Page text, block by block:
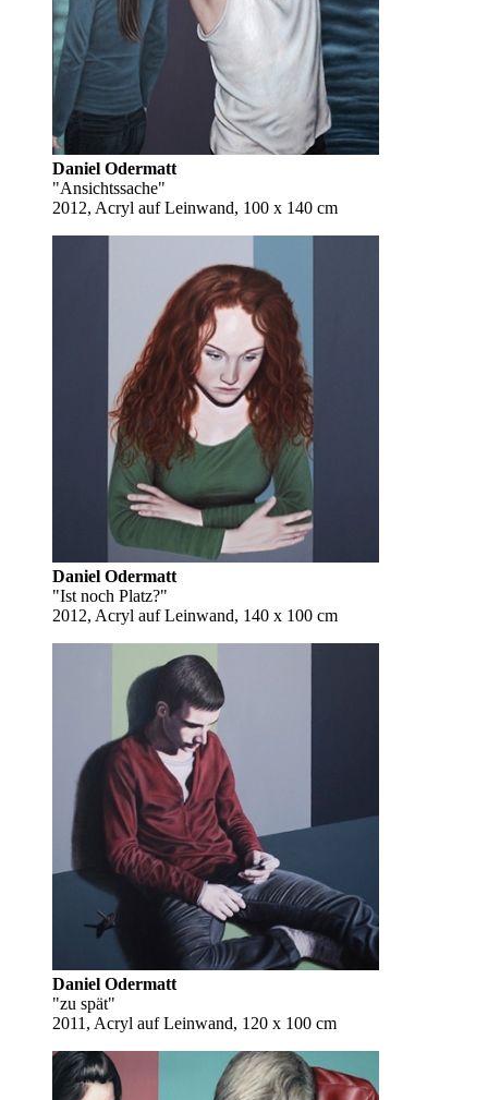
Daniel Odermatt
"Ansichtssache"
2012, Acryl auf Leinwand, 100 x 140 cm
Daniel Odermatt
"Ist noch Platz?"
2012, Acryl auf Leinwand, 140 x 100 cm
Daniel Odermatt
"zu spät"
2011, Acryl auf Leinwand, 120 x 100 cm